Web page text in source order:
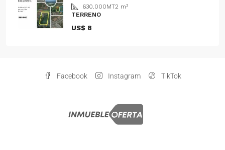
630.000MT2 m²
TERRENO
US$ 8
Facebook Instagram TikTok